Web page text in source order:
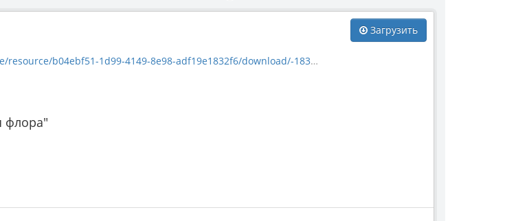
Загрузить
4149-8e98-adf19e1832f6/download/-1835-19_-08612_ettingshausenia-cuneifolia.jpg
флора"